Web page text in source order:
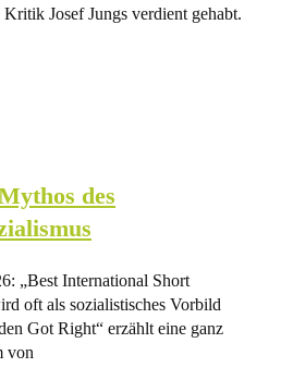
Josef Jungs verdient gehabt.
des
„Best International Short
oft als sozialistisches Vorbild
Got Right“ erzählt eine ganz
von